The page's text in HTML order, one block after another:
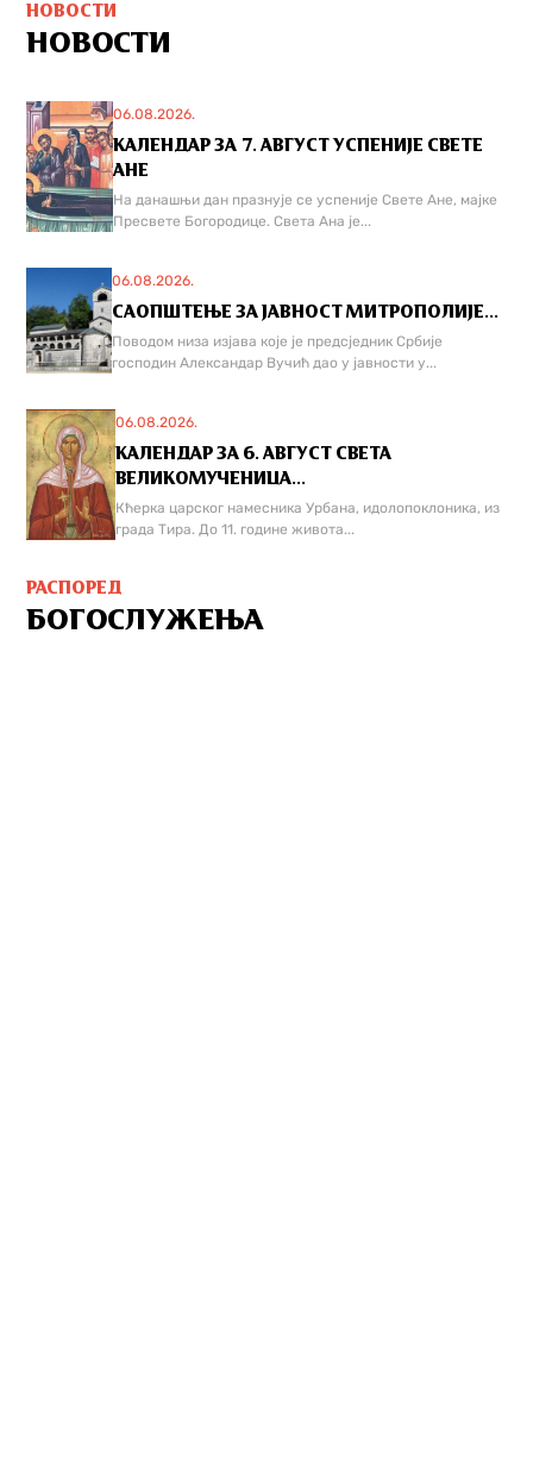
НОВОСТИ
НОВОСТИ
06.08.2026.
КАЛЕНДАР ЗА 7. АВГУСТ УСПЕНИЈЕ СВЕТЕ
АНЕ
На данашњи дан празнује се успеније Свете Ане, мајке
Пресвете Богородице. Света Ана је...
06.08.2026.
САОПШТЕЊЕ ЗА ЈАВНОСТ МИТРОПОЛИЈЕ...
Поводом низа изјава које је предсједник Србије
господин Александар Вучић дао у јавности у...
06.08.2026.
КАЛЕНДАР ЗА 6. АВГУСТ СВЕТА
ВЕЛИКОМУЧЕНИЦА...
Кћерка царског намесника Урбана, идолопоклоника, из
града Тира. До 11. године живота...
РАСПОРЕД
БОГОСЛУЖЕЊА